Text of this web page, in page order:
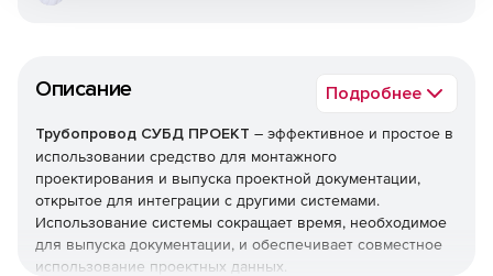
Описание Подробнее
Трубопровод СУБД ПРОЕКТ – эффективное и простое в
использовании средство для монтажного
проектирования и выпуска проектной документации,
открытое для интеграции с другими системами.
Использование системы сокращает время, необходимое
для выпуска документации, и обеспечивает совместное
использование проектных данных.